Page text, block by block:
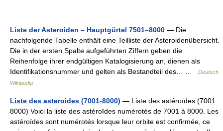
Liste der Asteroiden – Hauptgürtel 7501–8000 — Die
nachfolgende Tabelle enthält eine Teilliste der Asteroidenübersicht.
Die in der ersten Spalte aufgeführten Ziffern geben die
Reihenfolge ihrer endgültigen Katalogisierung an, dienen als
Identifikationsnummer und gelten als Bestandteil des… …
Deutsch
Wikipedia
Liste des asteroides (7001-8000) — Liste des astéroïdes (7001
8000) Voici la liste des astéroïdes numérotés de 7001 à 8000. Les
astéroïdes sont numérotés lorsque leur orbite est confirmée, ce